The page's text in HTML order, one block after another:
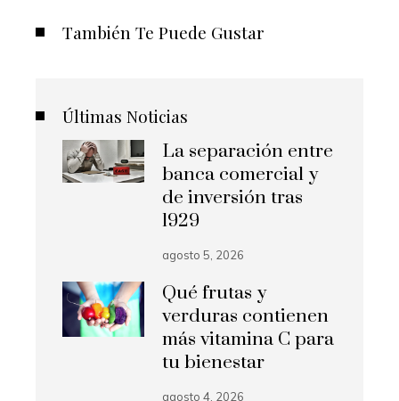
También Te Puede Gustar
Últimas Noticias
La separación entre
banca comercial y
de inversión tras
1929
agosto 5, 2026
Qué frutas y
verduras contienen
más vitamina C para
tu bienestar
agosto 4, 2026